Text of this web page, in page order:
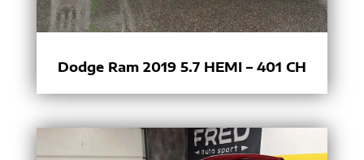
Dodge Ram 2019 5.7 HEMI – 401 CH